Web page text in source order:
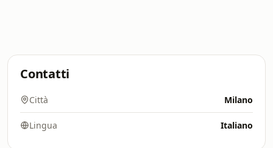
Contatti
Città Milano
Lingua Italiano